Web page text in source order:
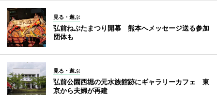
見る・遊ぶ
弘前ねぷたまつり開幕 熊本へメッセージ送る参加
団体も
見る・遊ぶ
弘前公園西堀の元水族館跡にギャラリーカフェ 東
京から夫婦が再建